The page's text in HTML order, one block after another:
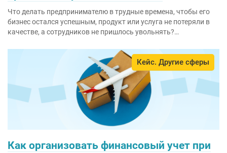
Что делать предпринимателю в трудные времена, чтобы его
бизнес остался успешным, продукт или услуга не потеряли в
качестве, а сотрудников не пришлось увольнять?…
Кейс. Другие сферы
Как организовать финансовый учет при